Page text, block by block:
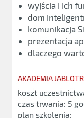
wyjścia i ich
dom
komunikacja
prezentacja
dlaczego
AKADEMIA
koszt
czas trwania: 5
plan szkolenia: